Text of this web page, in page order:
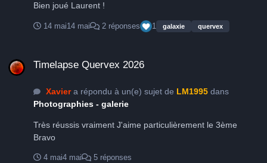
Bien joué Laurent !
14 mai14 mai 2 réponses 1 galaxie quervex
Timelapse Quervex 2026
Xaviera répondu à un(e) sujet de LM1995dans
Photographies - galerie
Très réussis vraiment J'aime particulièrement le 3ème
Bravo
4 mai4 mai 5 réponses